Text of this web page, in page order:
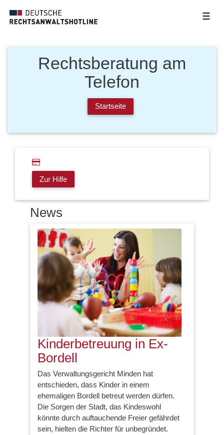
☰
Rechtsberatung am
Telefon
Startseite
Zur Hilfe
News
Kinderbetreuung in Ex-
Bordell
Das Verwaltungsgericht Minden hat
entschieden, dass Kinder in einem
ehemaligen Bordell betreut werden dürfen.
Die Sorgen der Stadt, das Kindeswohl
könnte durch auftauchende Freier gefährdet
sein, hielten die Richter für unbegründet.